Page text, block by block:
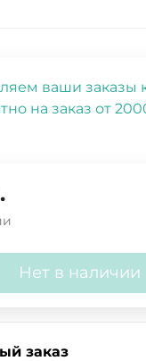
ваши заказы
на заказ от
Нет в наличии
заказ